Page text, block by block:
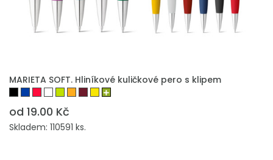
PŘIDAT DO POPTÁVKY
MARIETA SOFT. Hliníkové kuličkové pero s klipem
od 19.00 Kč
Skladem: 110591 ks.